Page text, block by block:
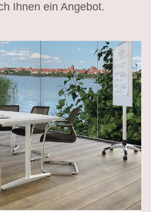
Ihnen ein Angebot.